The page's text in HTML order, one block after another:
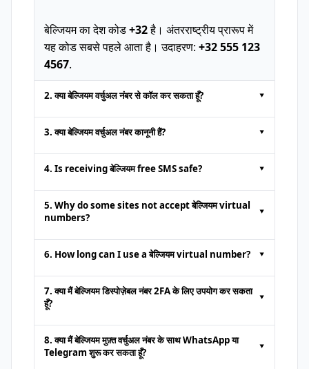
बेल्जियम का देश कोड+32है। अंतरराष्ट्रीय प्रारूप में
यह कोड सबसे पहले आता है। उदाहरण: +32 555 123
4567.
2. क्या बेल्जियम वर्चुअल नंबर से कॉल कर सकता हूँ? ▾
ऑनलाइन प्लेटफ़ॉर्म के अस्थायी नंबर सामान्यतः केवल
एसएमएस प्राप्त करने
के लिए होते हैं। वॉयस कॉल या
3. क्या बेल्जियम वर्चुअल नंबर कानूनी हैं? ▾
हाँ। ऑनलाइन एसएमएस प्राप्त करना
और पहचान
सत्यापन जैसे कार्यों के लिए यह कानूनी है; अवैध उपयोग
4. Is receiving बेल्जियम free SMS safe? ▾
It is safe to getfree SMS online
from
reputable platforms. However, since
avoid receiving sensitive or private
5. Why do some sites not accept बेल्जियम virtual
numbers?
▾
Some websites block numbers from
online SMS
accounts. In such cases, try a different
provider or a premium dedicated number
6. How long can I use a बेल्जियम virtual number? ▾
This depends on the provider
7. क्या मैं बेल्जियम डिस्पोज़ेबल नंबर 2FA के लिए उपयोग कर सकता
हूँ?
▾
हाँ, अस्थायी नंबरों
के साथ दो-कारक प्रमाणीकरण संभव
है। हालांकि कुछ बैंक या अति सुरक्षित साइट केवल
8. क्या मैं बेल्जियम मुफ़्त वर्चुअल नंबर के साथ WhatsApp या
Telegram शुरू कर सकता हूँ?
▾